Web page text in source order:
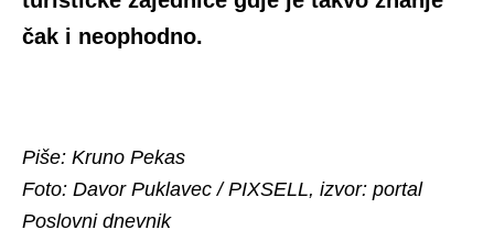
čak i neophodno.
Piše: Kruno Pekas
Foto: Davor Puklavec / PIXSELL, izvor: portal
Poslovni dnevnik